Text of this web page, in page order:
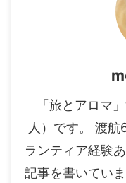
「旅とアロマ
人）です。 渡
ランティア経験
記事を書いてい